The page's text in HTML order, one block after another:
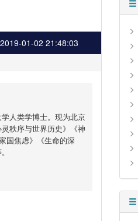
01-02 21:48:03
人类学博士。现为北京
秩序与世界历史》《神
国焦虑》《生命的深